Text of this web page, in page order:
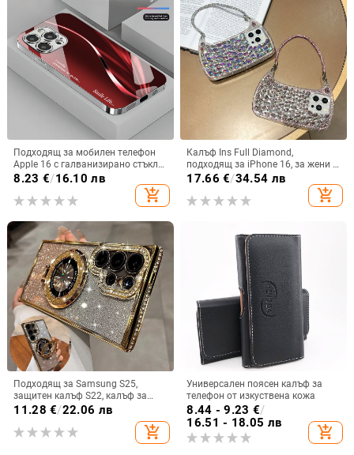
Подходящ за мобилен телефон
Apple 16 с галванизирано стъкло
и ослепителна течаща светлина,
семпъл iPhone 17 Pro, модерен и
лек луксозен 14 Plus.
8.23 €/16.10 лв
add_shopping_cart
Калъф Ins Full Diamond,
подходящ за iPhone 16, за жени с
14-инчова личност, огледална
рамка с 13 големи отвора и
електролитно покритие, с
17.66 €/34.54 лв
add_shopping_cart
Подходящ за Samsung S25,
защитен калъф S22, калъф за
мобилен телефон Edge Drill, S24,
прозрачен магнитен държач със
стрази A56, брокат против
11.28 €/22.06 лв
add_shopping_cart
Универсален поясен калъф за
телефон от изкуствена кожа
8.44 - 9.23 €/
16.51 - 18.05 лв
add_shopping_cart